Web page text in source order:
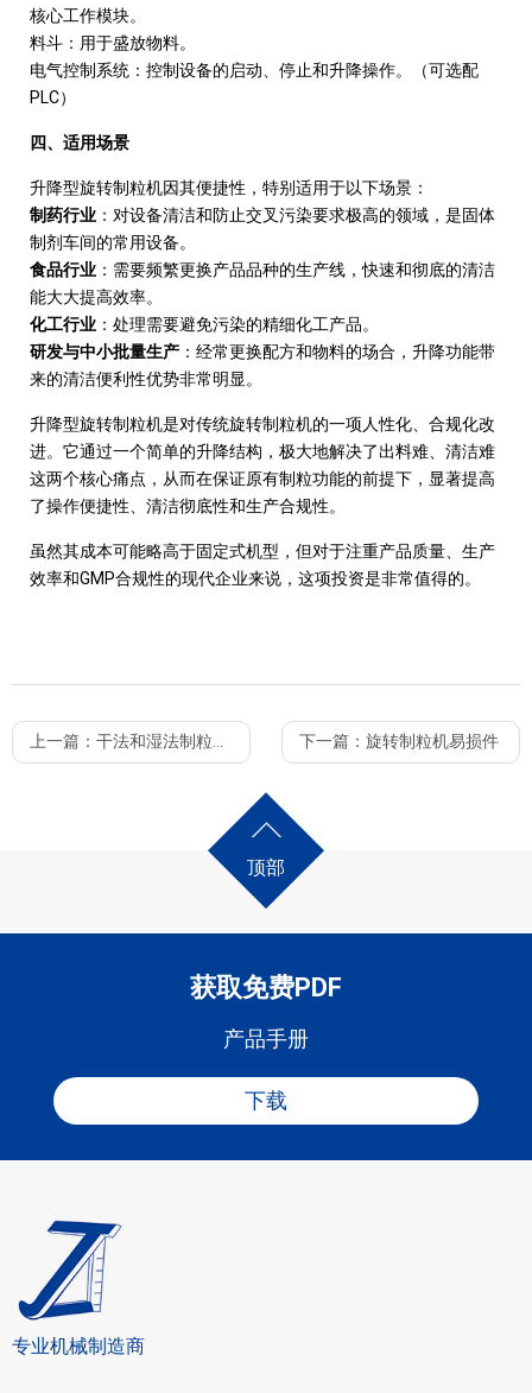
核心工作模块。
料斗：用于盛放物料。
电气控制系统：控制设备的启动、停止和升降操作。（可选配
PLC）
四、适用场景
升降型旋转制粒机因其便捷性，特别适用于以下场景：
制药行业 ：对设备清洁和防止交叉污染要求极高的领域，是固体
制剂车间的常用设备。
食品行业 ：需要频繁更换产品品种的生产线，快速和彻底的清洁
能大大提高效率。
化工行业 ：处理需要避免污染的精细化工产品。
研发与中小批量生产 ：经常更换配方和物料的场合，升降功能带
来的清洁便利性优势非常明显。
升降型旋转制粒机是对传统旋转制粒机的一项人性化、合规化改
进。它通过一个简单的升降结构，极大地解决了出料难、清洁难
这两个核心痛点，从而在保证原有制粒功能的前提下，显著提高
了操作便捷性、清洁彻底性和生产合规性。
虽然其成本可能略高于固定式机型，但对于注重产品质量、生产
效率和GMP合规性的现代企业来说，这项投资是非常值得的。
上一篇： 干法和湿法制粒的对比 下一篇： 旋转制粒机易损件
顶部
获取免费PDF
产品手册
下载
专业机械制造商